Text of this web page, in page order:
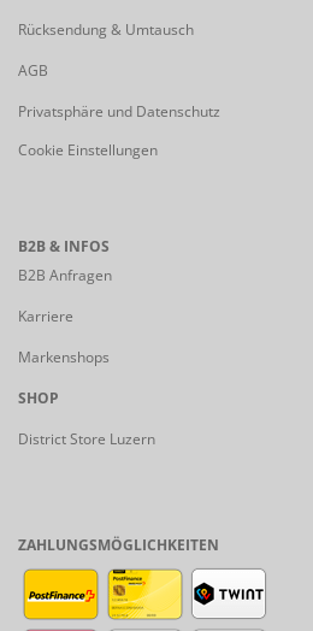
Rücksendung & Umtausch
AGB
Privatsphäre und Datenschutz
Cookie Einstellungen
B2B & INFOS
B2B Anfragen
Karriere
Markenshops
SHOP
District Store Luzern
ZAHLUNGSMÖGLICHKEITEN